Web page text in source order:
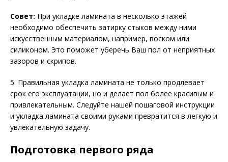
Совет: При укладке ламината в несколько этажей
необходимо обеспечить затирку стыков между ними
искусственным материалом, например, воском или
силиконом. Это поможет уберечь Ваш пол от неприятных
зазоров и скрипов.
5. Правильная укладка ламината не только продлевает
срок его эксплуатации, но и делает пол более красивым и
привлекательным. Следуйте нашей пошаговой инструкции
и укладка ламината своими руками превратится в легкую и
увлекательную задачу.
Подготовка первого ряда